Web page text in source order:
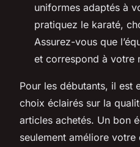
uniformes adaptés à
pratiquez le karaté,
Assurez-vous que
et correspond à votre
Pour les débutants, il est
choix éclairés sur la
articles achetés. Un bon
seulement améliore votre